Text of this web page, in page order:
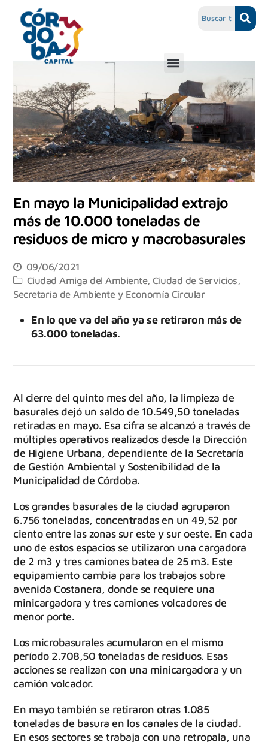
En mayo la Municipalidad extrajo
más de 10.000 toneladas de
residuos de micro y macrobasurales
09/06/2021
Ciudad Amiga del Ambiente,Ciudad de Servicios
Secretaría de Ambiente y Economía Circular
En lo que va del año ya se retiraron más de
63.000 toneladas.
Al cierre del quinto mes del año, la limpieza de
basurales dejó un saldo de 10.549,50 toneladas
retiradas en mayo. Esa cifra se alcanzó a través de
múltiples operativos realizados desde la Dirección
de Higiene Urbana, dependiente de la Secretaría
de Gestión Ambiental y Sostenibilidad de la
Municipalidad de Córdoba.
Los grandes basurales de la ciudad agruparon
6.756 toneladas, concentradas en un 49,52 por
ciento entre las zonas sur este y sur oeste. En cada
uno de estos espacios se utilizaron una cargadora
de 2 m3 y tres camiones batea de 25 m3. Este
equipamiento cambia para los trabajos sobre
avenida Costanera, donde se requiere una
minicargadora y tres camiones volcadores de
menor porte.
Los microbasurales acumularon en el mismo
período 2.708,50 toneladas de residuos. Esas
acciones se realizan con una minicargadora y un
camión volcador.
En mayo también se retiraron otras 1.085
toneladas de basura en los canales de la ciudad.
En esos sectores se trabaja con una retropala, una